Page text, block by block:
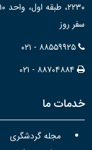
سفر روز
۰۲۱ - ۸۸۵۵۹۹۲۵
۰۲۱ - ۸۸۷۰۴۸۸۴
خدمات ما
مجله گردشگری